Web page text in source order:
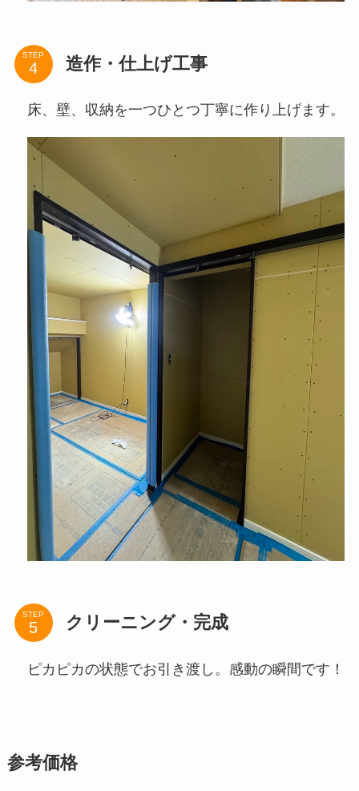
STEP 造作・仕上げ工事
床、壁、収納を一つひとつ丁寧に作り上げます。
STEP クリーニング・完成
ピカピカの状態でお引き渡し。感動の瞬間です！
参考価格